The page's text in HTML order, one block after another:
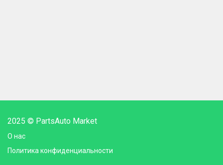
2025 © PartsAuto Market
О нас
Политика конфиденциальности